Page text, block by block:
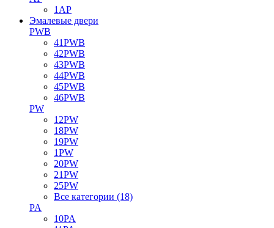
1AP
Эмалевые двери
PWB
41PWB
42PWB
43PWB
44PWB
45PWB
46PWB
PW
12PW
18PW
19PW
1PW
20PW
21PW
25PW
Все категории (18)
PA
10PA